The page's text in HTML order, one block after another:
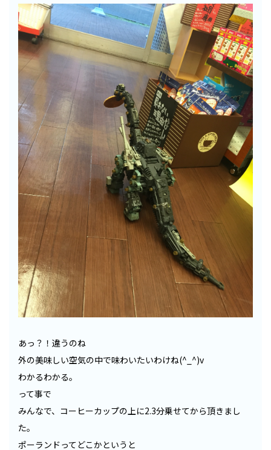
あっ？！違うのね
外の美味しい空気の中で味わいたいわけね(^_^)v
わかるわかる。
って事で
みんなで、コーヒーカップの上に2.3分乗せてから頂きまし
た。
ポーランドってどこかというと